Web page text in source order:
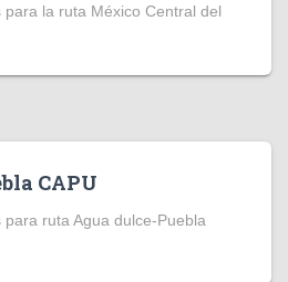
la ruta México Central del
CAPU
ruta Agua dulce-Puebla